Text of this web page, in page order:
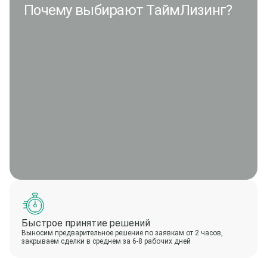
Почему выбирают ТаймЛизинг?
Быстрое принятие решений
Выносим предварительное решение по заявкам от 2 часов,
закрываем сделки в среднем за 6-8 рабочих дней